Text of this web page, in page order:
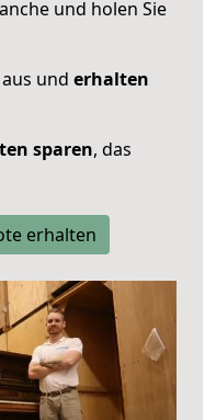
und holen Sie
und erhalten
sparen, das
erhalten